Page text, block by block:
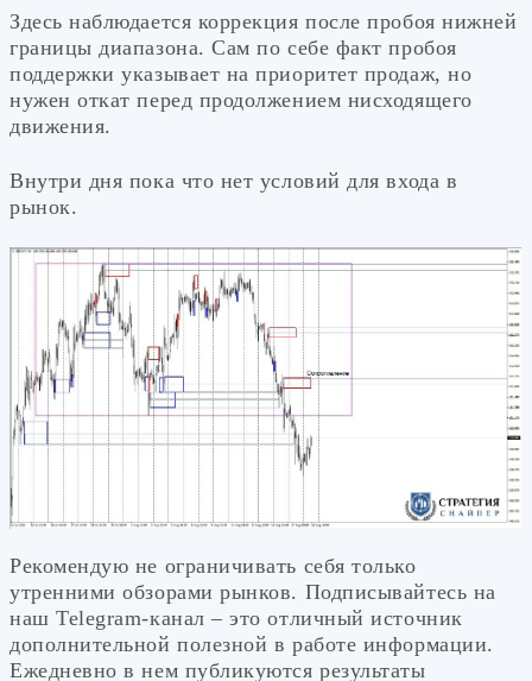
Здесь наблюдается коррекция после пробоя нижней
границы диапазона. Сам по себе факт пробоя
поддержки указывает на приоритет продаж, но
нужен откат перед продолжением нисходящего
движения.
Внутри дня пока что нет условий для входа в
рынок.
Рекомендую не ограничивать себя только
утренними обзорами рынков. Подписывайтесь на
наш Telegram-канал – это отличный источник
дополнительной полезной в работе информации.
Ежедневно в нем публикуются результаты